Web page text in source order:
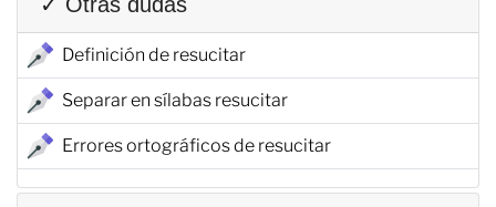
Definición de resucitar
Separar en sílabas resucitar
Errores ortográficos de resucitar